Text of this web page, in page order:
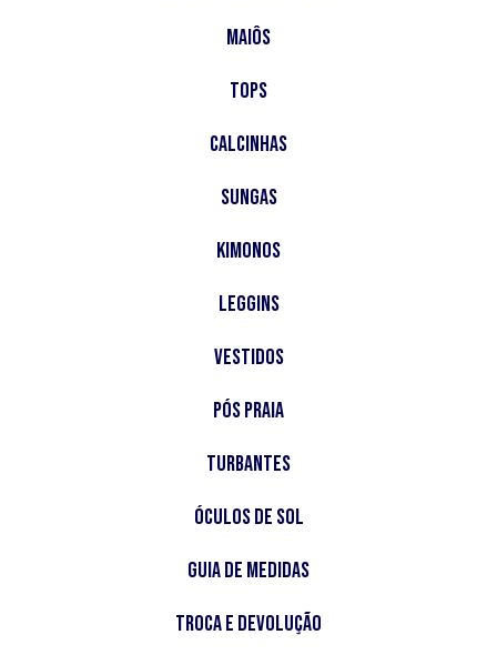
Maiôs
Tops
Calcinhas
Sungas
Kimonos
Leggins
Vestidos
Pós Praia
Turbantes
Óculos de Sol
Guia de Medidas
Troca e Devolução